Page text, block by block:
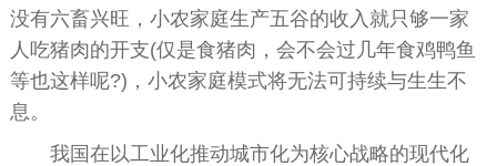
没有六畜兴旺，小农家庭生产五谷的收入就只够一家
人吃猪肉的开支(仅是食猪肉，会不会过几年食鸡鸭鱼
等也这样呢?)，小农家庭模式将无法可持续与生生不
息。
我国在以工业化推动城市化为核心战略的现代化